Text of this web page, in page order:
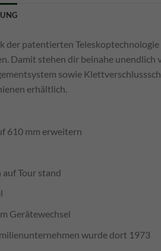
der patentierten
Damit stehen dir beinahe
sowie
erhältlich.
610 mm erweitern
Tour stand
Gerätewechsel
wurde dort 1973